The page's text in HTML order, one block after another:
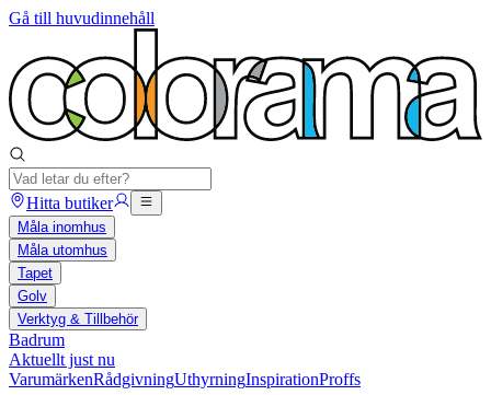
Gå till huvudinnehåll
Hitta butiker
Måla inomhus
Måla utomhus
Tapet
Golv
Verktyg & Tillbehör
Badrum
Aktuellt just nu
VarumärkenRådgivningUthyrningInspirationProffs